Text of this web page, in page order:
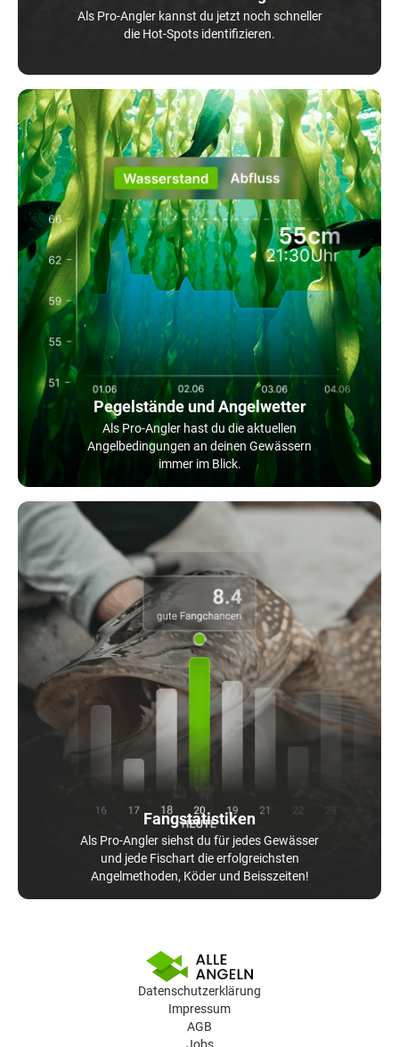
Als Pro-Angler kannst du jetzt noch schneller
die Hot-Spots identifizieren.
Pegelstände und Angelwetter
Als Pro-Angler hast du die aktuellen
Angelbedingungen an deinen Gewässern
immer im Blick.
Fangstatistiken
Als Pro-Angler siehst du für jedes Gewässer
und jede Fischart die erfolgreichsten
Angelmethoden, Köder und Beisszeiten!
Datenschutzerklärung
Impressum
AGB
Jobs